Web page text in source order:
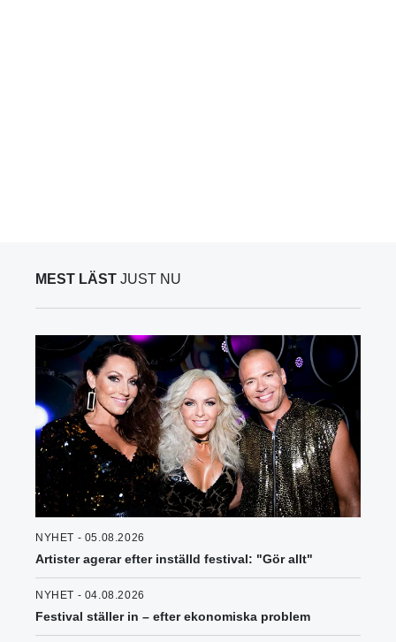
MEST LÄST JUST NU
NYHET - 05.08.2026
Artister agerar efter inställd festival: "Gör allt"
NYHET - 04.08.2026
Festival ställer in – efter ekonomiska problem